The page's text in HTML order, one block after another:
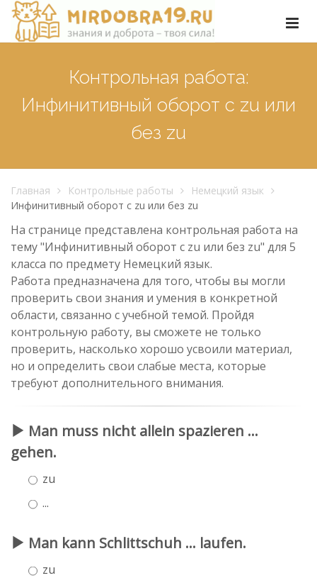
Контрольная работа:
Инфинитивный оборот с zu или
без zu
Главная Контрольные работы
Немецкий язык
Инфинитивный оборот с zu или без zu
На странице представлена контрольная работа на
тему "Инфинитивный оборот с zu или без zu" для 5
класса по предмету Немецкий язык.
Работа предназначена для того, чтобы вы могли
проверить свои знания и умения в конкретной
области, связанно с учебной темой. Пройдя
контрольную работу, вы сможете не только
проверить, насколько хорошо усвоили материал,
но и определить свои слабые места, которые
требуют дополнительного внимания.
Man muss nicht allein spazieren ...
gehen.
zu
...
Man kann Schlittschuh ... laufen.
zu